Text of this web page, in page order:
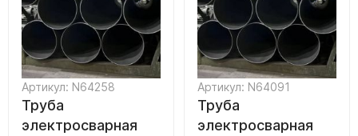
Артикул: N64258
Труба
электросварная
Артикул: N64091
Труба
электросварная